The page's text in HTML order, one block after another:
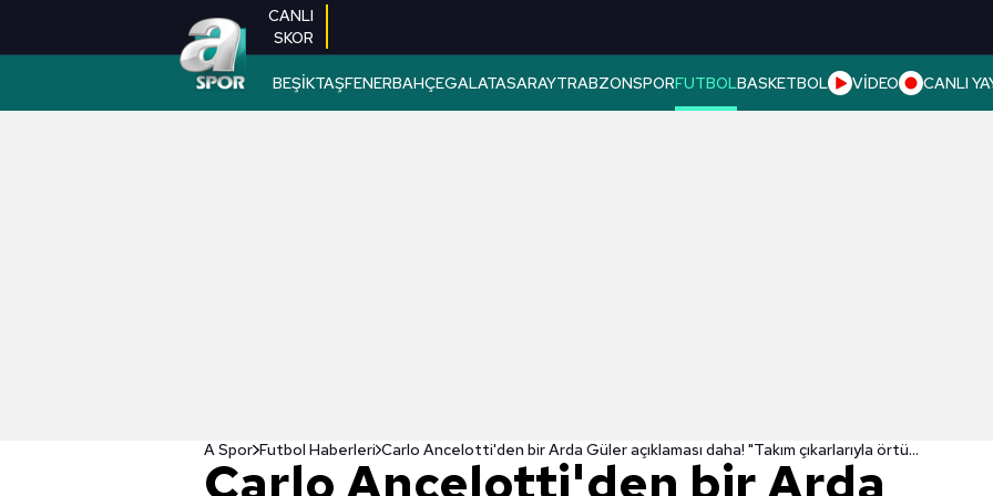
CANLI
SKOR
BEŞİKTAŞFENERBAHÇEGALATASARAYTRABZONSPORFUTBOLBASKETBOL VİDEO CANLI
A Spor Futbol Haberleri Carlo Ancelotti'den bir Arda Güler açıklaması daha! "Takım çıkarlarıyla örtüşmüyor"
Carlo Ancelotti'den bir Arda